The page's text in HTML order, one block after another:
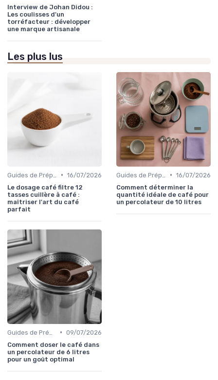
Interview de Johan Didou :
Les coulisses d'un
torréfacteur : développer
une marque artisanale
Les plus lus
• 16/07/2026
Le dosage café filtre 12
tasses cuillère à café :
maîtriser l'art du café
parfait
• 16/07/2026
Comment déterminer la
quantité idéale de café pour
un percolateur de 10 litres
• 09/07/2026
Comment doser le café dans
un percolateur de 6 litres
pour un goût optimal